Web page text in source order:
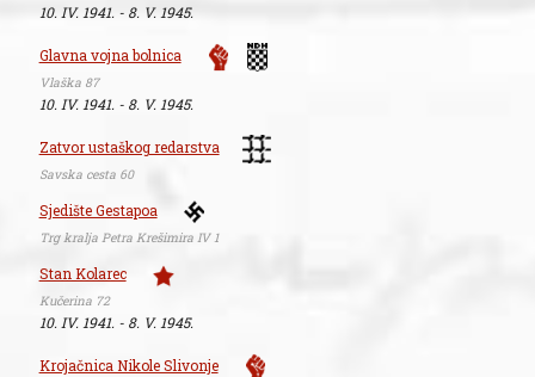
10. IV. 1941. - 8. V. 1945.
Glavna vojna bolnica
Vlaška 87
10. IV. 1941. - 8. V. 1945.
Zatvor ustaškog redarstva
Savska cesta 60
Sjedište Gestapoa
Trg kralja Petra Krešimira IV 1
Stan Kolarec
Kučerina 72
10. IV. 1941. - 8. V. 1945.
Krojačnica Nikole Slivonje